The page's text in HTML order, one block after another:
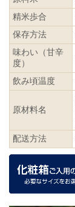
精米歩合
保存方法
味わい（甘辛
度）
飲み頃温度
原材料名
配送方法